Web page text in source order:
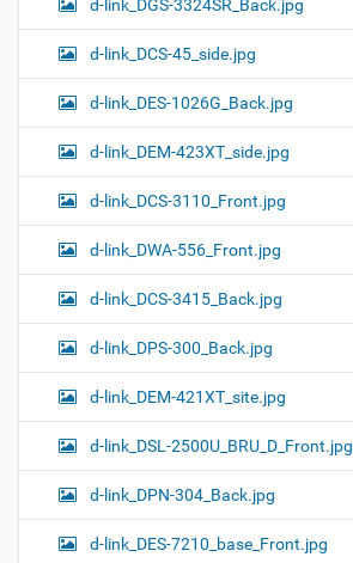
d-link_DGS-3324SR_Back.jpg
d-link_DCS-45_side.jpg
d-link_DES-1026G_Back.jpg
d-link_DEM-423XT_side.jpg
d-link_DCS-3110_Front.jpg
d-link_DWA-556_Front.jpg
d-link_DCS-3415_Back.jpg
d-link_DPS-300_Back.jpg
d-link_DEM-421XT_site.jpg
d-link_DSL-2500U_BRU_D_Front.jpg
d-link_DPN-304_Back.jpg
d-link_DES-7210_base_Front.jpg